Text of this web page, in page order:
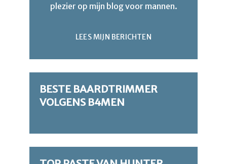
plezier op mijn blog voor mannen.
LEES MIJN BERICHTEN
BESTE BAARDTRIMMER
VOLGENS B4MEN